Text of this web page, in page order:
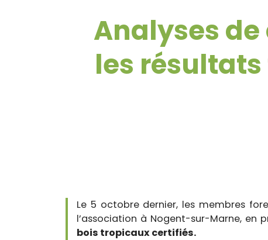
Analyses
les résultats
Le 5 octobre dernier, les membres
l’association à Nogent-sur-Marne, en
bois tropicaux certifiés.